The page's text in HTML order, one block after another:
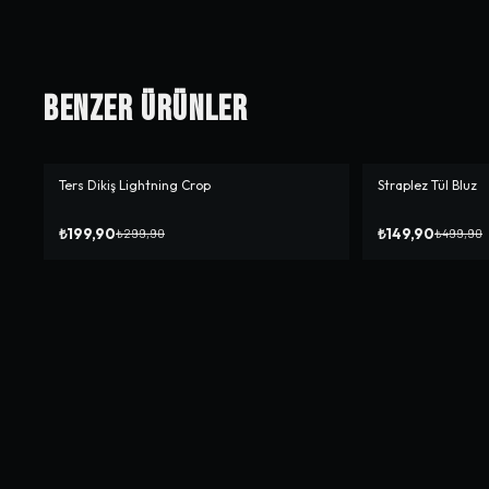
Benzer Ürünler
-%33
Ters Dikiş Lightning Crop
₺199,90₺299,90
-%70
Straplez Tül Bluz
₺149,90₺499,90